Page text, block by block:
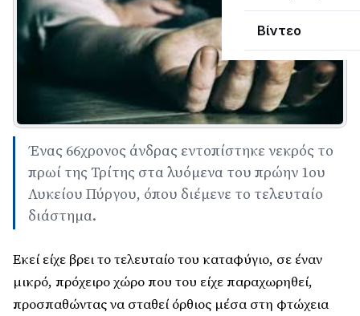
Βίντεο
Ένας 66χρονος άνδρας εντοπίστηκε νεκρός το
πρωί της Τρίτης στα λυόμενα του πρώην 1ου
Λυκείου Πύργου, όπου διέμενε το τελευταίο
διάστημα.
Εκεί είχε βρει το τελευταίο του καταφύγιο, σε έναν
μικρό, πρόχειρο χώρο που του είχε παραχωρηθεί,
προσπαθώντας να σταθεί όρθιος μέσα στη φτώχεια